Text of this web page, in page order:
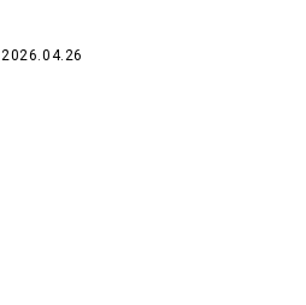
2026.04.26